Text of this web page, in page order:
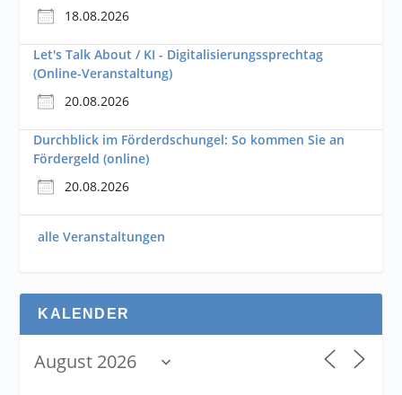
18.08.2026
Let's Talk About / KI - Digitalisierungssprechtag
(Online-Veranstaltung)
20.08.2026
Durchblick im Förderdschungel: So kommen Sie an
Fördergeld (online)
20.08.2026
alle Veranstaltungen
KALENDER